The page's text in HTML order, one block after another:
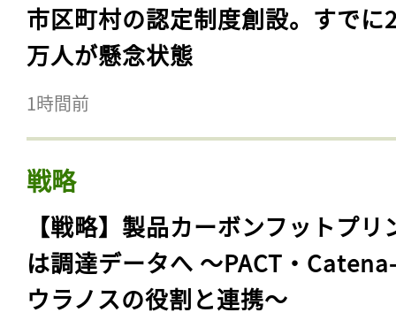
市区町村の認定制度創設。すでに
万人が懸念状態
1時間前
戦略
【戦略】製品カーボンフットプリ
は調達データへ 〜PACT・
ウラノスの役割と連携〜